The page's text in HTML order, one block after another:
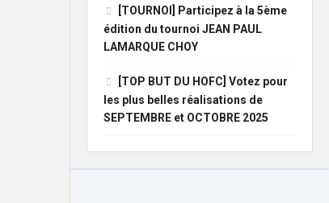
[TOURNOI] Participez à la 5ème
édition du tournoi JEAN PAUL
LAMARQUE CHOY
[TOP BUT DU HOFC] Votez pour
les plus belles réalisations de
SEPTEMBRE et OCTOBRE 2025